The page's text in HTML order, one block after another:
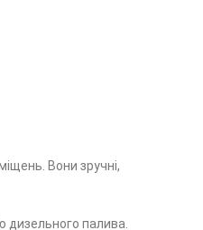
Вони зручні,
дизельного палива.